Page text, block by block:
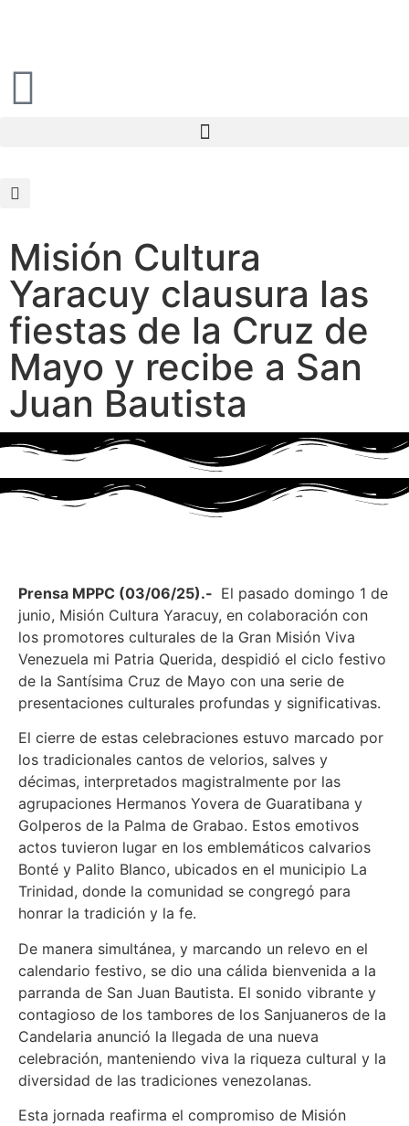
Misión Cultura
Yaracuy clausura las
fiestas de la Cruz de
Mayo y recibe a San
Juan Bautista
Prensa MPPC (03/06/25).- El pasado domingo 1 de
junio, Misión Cultura Yaracuy, en colaboración con
los promotores culturales de la Gran Misión Viva
Venezuela mi Patria Querida, despidió el ciclo festivo
de la Santísima Cruz de Mayo con una serie de
presentaciones culturales profundas y significativas.
El cierre de estas celebraciones estuvo marcado por
los tradicionales cantos de velorios, salves y
décimas, interpretados magistralmente por las
agrupaciones Hermanos Yovera de Guaratibana y
Golperos de la Palma de Grabao. Estos emotivos
actos tuvieron lugar en los emblemáticos calvarios
Bonté y Palito Blanco, ubicados en el municipio La
Trinidad, donde la comunidad se congregó para
honrar la tradición y la fe.
De manera simultánea, y marcando un relevo en el
calendario festivo, se dio una cálida bienvenida a la
parranda de San Juan Bautista. El sonido vibrante y
contagioso de los tambores de los Sanjuaneros de la
Candelaria anunció la llegada de una nueva
celebración, manteniendo viva la riqueza cultural y la
diversidad de las tradiciones venezolanas.
Esta jornada reafirma el compromiso de Misión